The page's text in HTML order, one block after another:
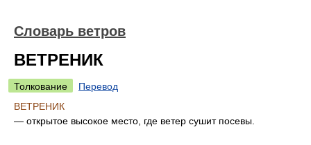
Словарь ветров
ВЕТРЕНИК
Толкование
Перевод
ВЕТРЕНИК
— открытое высокое место, где ветер сушит посевы.